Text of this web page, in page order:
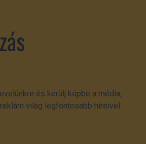
és kerülj képbe a média,
világ legfontosabb híreivel.